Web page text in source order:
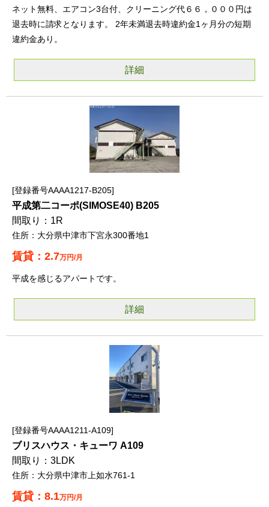
ネット無料、エアコン3台付、クリーニング代６６，０００円は
退去時に請求となります。 2年未満退去時違約金1ヶ月分の短期
違約金あり。
詳細
登録番号AAAA1217-B205
平成第二コーポ(SIMOSE40) B205
1R
大分県中津市下宮永300番地1
2.7万円/月
平成を感じるアパートです。
詳細
登録番号AAAA1211-A109
ブリスハウス・キューワ A109
3LDK
大分県中津市上如水761-1
8.1万円/月